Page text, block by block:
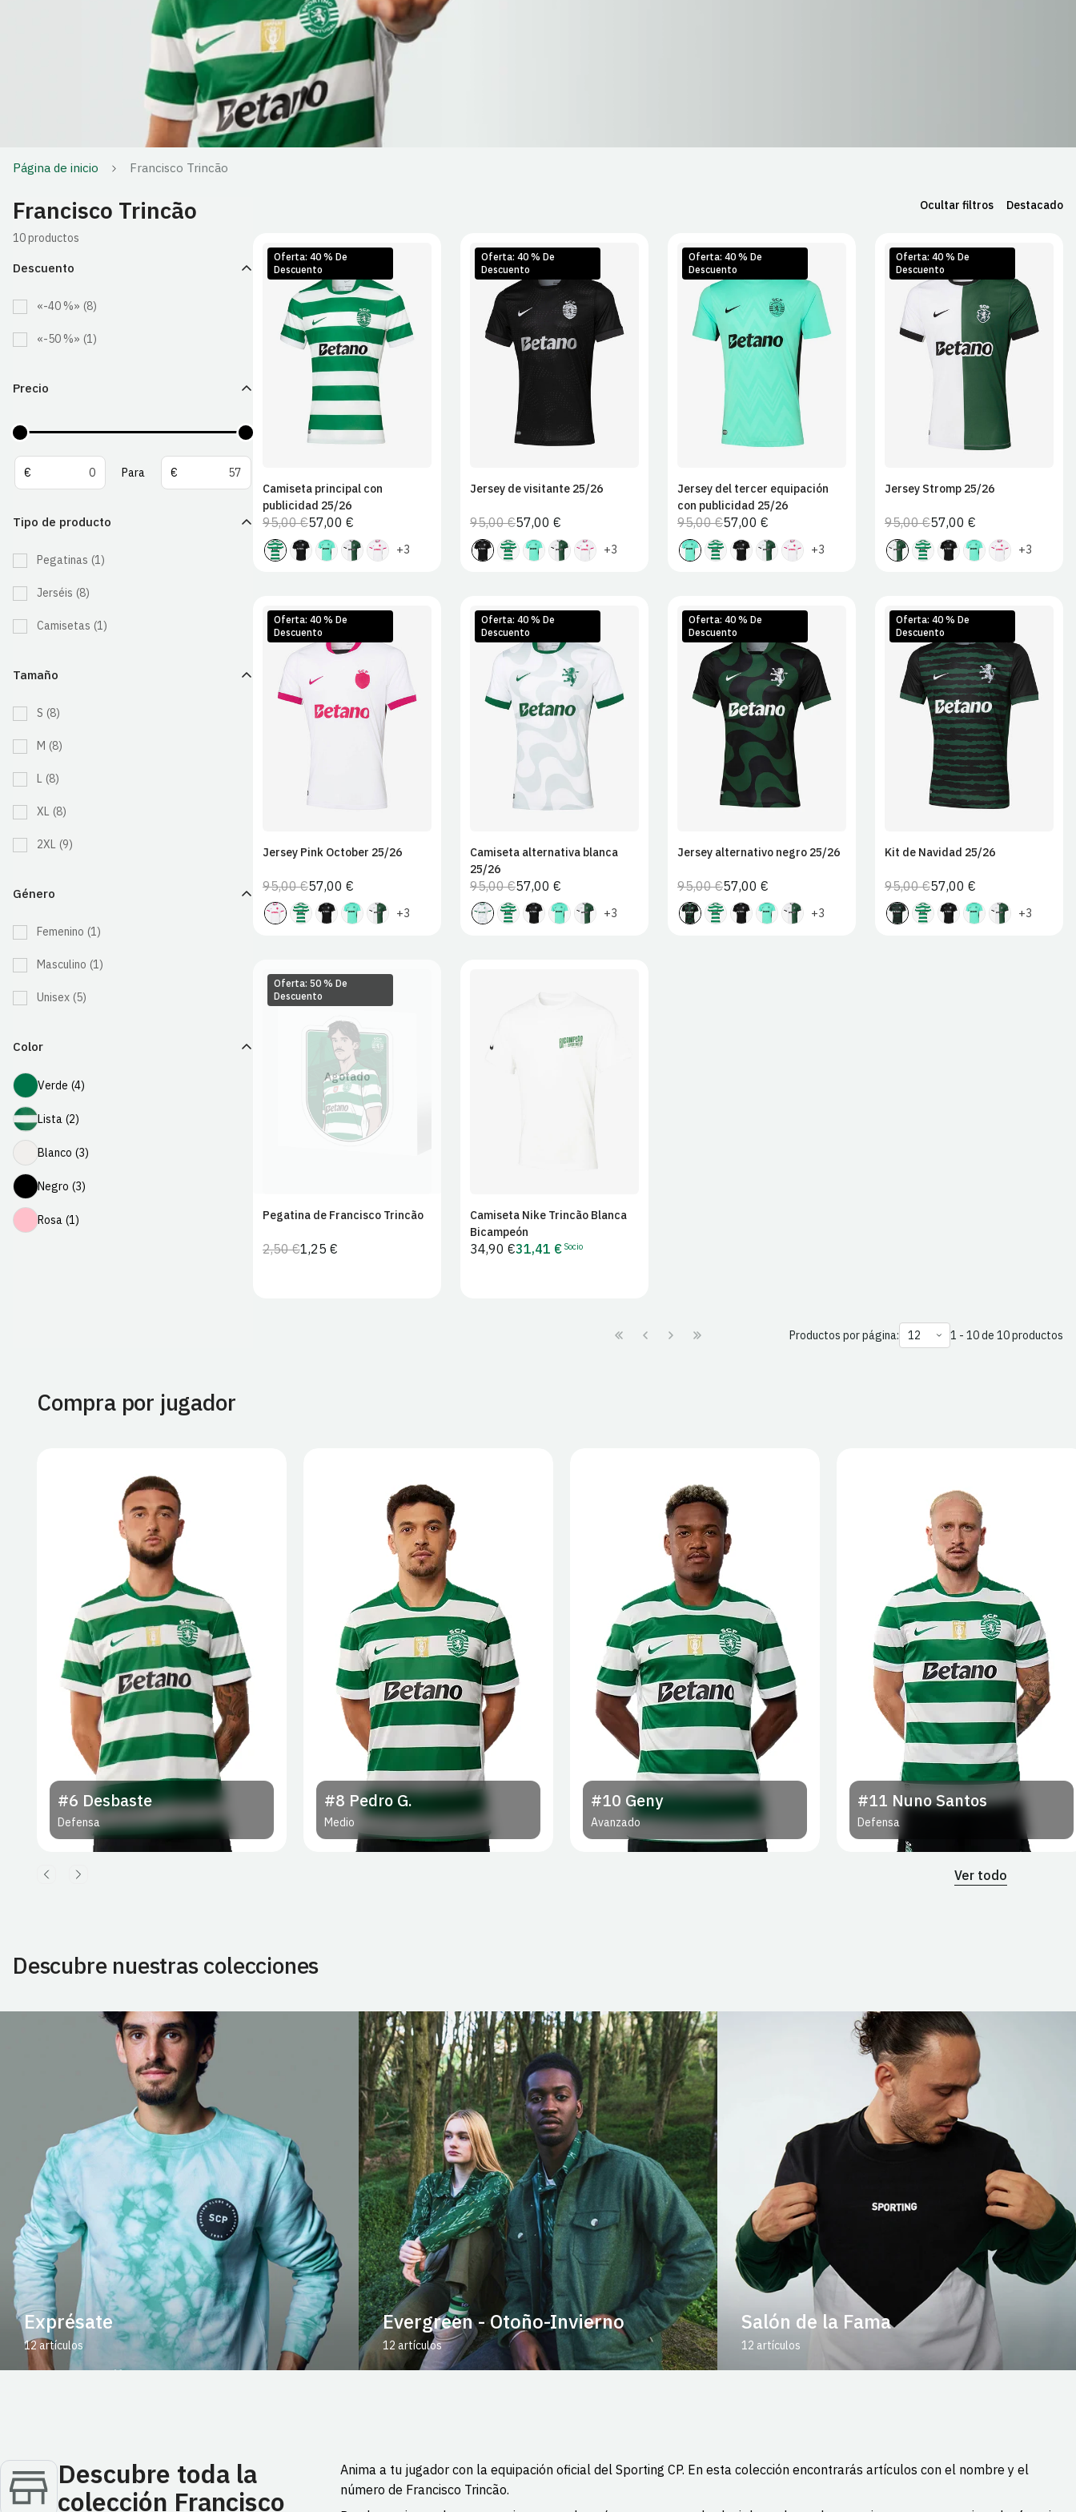
Página de inicio Francisco Trincão
Francisco Trincão
10 productos
Descuento
«-40 %» (8)
«-50 %» (1)
Precio
De
€ Para
Para
€
Tipo de producto
Pegatinas (1)
Jerséis (8)
Camisetas (1)
Tamaño
S (8)
M (8)
L (8)
XL (8)
2XL (9)
Género
Femenino (1)
Masculino (1)
Unisex (5)
Color
VerdeVerde (4)
ListaLista (2)
BlancoBlanco (3)
NegroNegro (3)
RosaRosa (1)
Ocultar filtros Destacado
Oferta: 40 % De
Descuento
S M L XL
2XL
Camiseta principal con
publicidad 25/26
Precio
habitual
95,00 €Precio
de
venta
57,00 €
+3
Oferta: 40 % De
Descuento
L XL
Jersey de visitante 25/26
Precio
habitual
95,00 €Precio
de
venta
57,00 €
+3
Oferta: 40 % De
Descuento
S M
Jersey del tercer equipación
con publicidad 25/26
Precio
habitual
95,00 €Precio
de
venta
57,00 €
+3
Oferta: 40 % De
Descuento
S XL
2XL
Jersey Stromp 25/26
Precio
habitual
95,00 €Precio
de
venta
57,00 €
+3
Oferta: 40 % De
Descuento
S XL
Jersey Pink October 25/26
Precio
habitual
95,00 €Precio
de
venta
57,00 €
+3
Oferta: 40 % De
Descuento
XL
Camiseta alternativa blanca
25/26
Precio
habitual
95,00 €Precio
de
venta
57,00 €
+3
Oferta: 40 % De
Descuento
S M L XL
2XL
Jersey alternativo negro 25/26
Precio
habitual
95,00 €Precio
de
venta
57,00 €
+3
Oferta: 40 % De
Descuento
S M L XL
2XL
Kit de Navidad 25/26
Precio
habitual
95,00 €Precio
de
venta
57,00 €
+3
Oferta: 50 % De
Descuento
Agotado
Pegatina de Francisco Trincão
Precio
2,50 €Precio
1,25 €
Camiseta Nike Trincão Blanca
Bicampeón
Precio
34,90 €Precio
31,41 € Socio
Productos por página: 1 - 10 de 10 productos
Compra por jugador
#8 Pedro G.
Medio
#10Geny
Avanzado
#11 Nuno Santos
Defensa
#12 J. Virginia
Portero
Ver todo
Descubre nuestras colecciones
Exprésate
12 artículos
Evergreen - Otoño-Invierno
12 artículos
Salón de la Fama
12 artículos
Descubre toda la
colección Francisco
Anima a tu jugador con la equipación oficial del Sporting CP. En esta colección encontrarás artículos con el nombre y el
número de Francisco Trincão.